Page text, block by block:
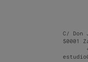
C/ Don